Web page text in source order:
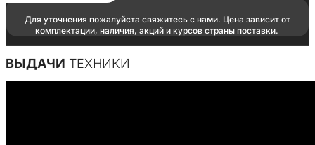
Для уточнения пожалуйста свяжитесь с нами. Цена зависит от
комплектации, наличия, акций и курсов страны поставки.
ВЫДАЧИ ТЕХНИКИ